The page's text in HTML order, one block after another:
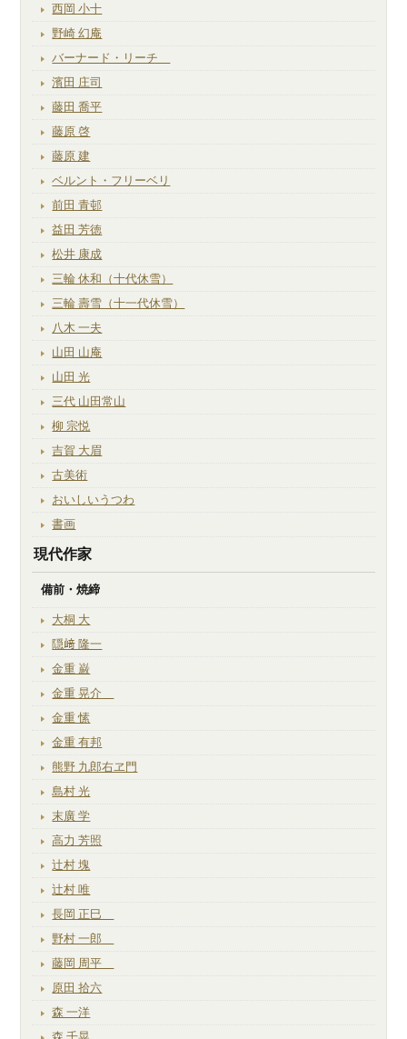
西岡 小十
野崎 幻庵
バーナード・リーチ
濱田 庄司
藤田 喬平
藤原 啓
藤原 建
ベルント・フリーベリ
前田 青邨
益田 芳徳
松井 康成
三輪 休和（十代休雪）
三輪 壽雪（十一代休雪）
八木 一夫
山田 山庵
山田 光
三代 山田常山
柳 宗悦
吉賀 大眉
古美術
おいしいうつわ
書画
現代作家
備前・焼締
大桐 大
隠﨑 隆一
金重 巌
金重 晃介
金重 愫
金重 有邦
熊野 九郎右ヱ門
島村 光
末廣 学
高力 芳照
辻村 塊
辻村 唯
長岡 正巳
野村 一郎
藤岡 周平
原田 拾六
森 一洋